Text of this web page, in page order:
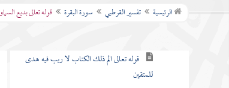
الرئيسية تفسير القرطبي سورة البقرة قوله تعالى بديع
سورة البقرة
قوله تعالى الم ذلك الكتاب لا ريب فيه هدى
للمتقين